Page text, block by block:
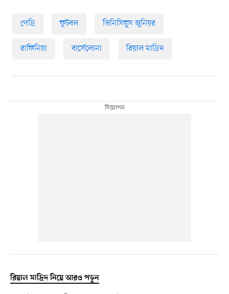
পেদ্রি ফুটবল ভিনিসিয়ুস জুনিয়র
রাফিনিয়া বার্সেলোনা রিয়াল মাদ্রিদ
রিয়াল মাদ্রিদ নিয়ে আরও পড়ুন